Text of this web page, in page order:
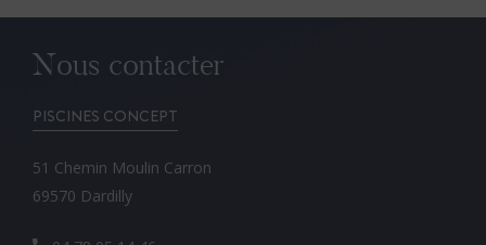
Nous contacter
PISCINES CONCEPT
51 Chemin Moulin Carron
69570 Dardilly